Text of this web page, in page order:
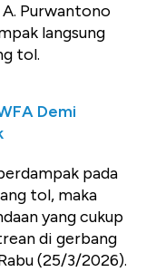
Purwantono
langsung
tol.
Demi
pada
tol, maka
yang cukup
di gerbang
(25/3/2026).